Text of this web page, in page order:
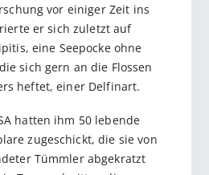
vor einiger Zeit ins
er sich zuletzt auf
eine Seepocke ohne
sich gern an die Flossen
heftet, einer Delfinart.
hatten ihm 50 lebende
zugeschickt, die sie von
Tümmler abgekratzt